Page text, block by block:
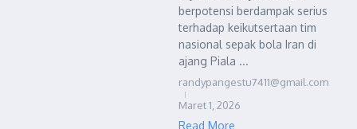
berpotensi berdampak serius
terhadap keikutsertaan tim
nasional sepak bola Iran di
ajang Piala ...
randypangestu7411@gmail.com
Maret 1, 2026
Read More